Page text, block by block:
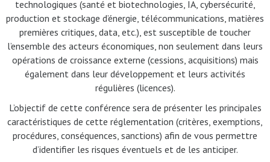
technologiques (santé et biotechnologies, IA, cybersécurité,
production et stockage d’énergie, télécommunications, matières
premières critiques, data, etc.), est susceptible de toucher
l’ensemble des acteurs économiques, non seulement dans leurs
opérations de croissance externe (cessions, acquisitions) mais
également dans leur développement et leurs activités
régulières (licences).
L’objectif de cette conférence sera de présenter les principales
caractéristiques de cette réglementation (critères, exemptions,
procédures, conséquences, sanctions) afin de vous permettre
d’identifier les risques éventuels et de les anticiper.